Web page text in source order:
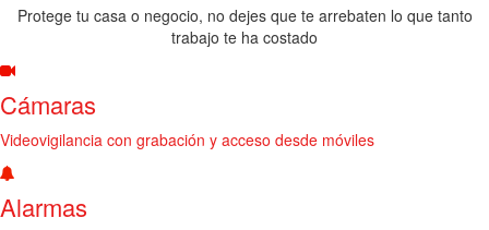
Protege tu casa o negocio, no dejes que te arrebaten lo que tanto
trabajo te ha costado
Cámaras
Videovigilancia con grabación y acceso desde móviles
Alarmas